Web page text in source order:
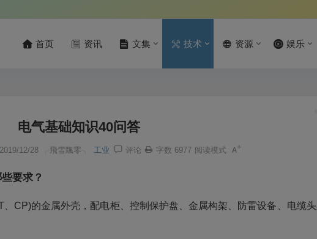
首页 资讯 文集 技术 资源 娱乐
电气基础知识40问答
2019/12/28 ╭飛雪飄零╮ 工业 评论 字数 6977 阅读模式
要求？
CP)的金属外壳，配电柜、控制保护盘、金属构架、防雷设备、电缆